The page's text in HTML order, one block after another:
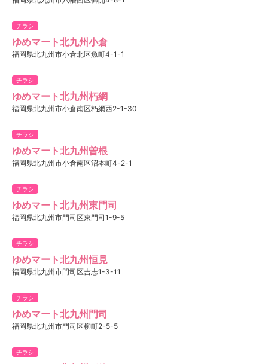
チラシ
ゆめマート北九州小倉
福岡県北九州市小倉北区魚町4-1-1
チラシ
ゆめマート北九州朽網
福岡県北九州市小倉南区朽網西2-1-30
チラシ
ゆめマート北九州曽根
福岡県北九州市小倉南区沼本町4-2-1
チラシ
ゆめマート北九州東門司
福岡県北九州市門司区東門司1-9-5
チラシ
ゆめマート北九州恒見
福岡県北九州市門司区吉志1-3-11
チラシ
ゆめマート北九州門司
福岡県北九州市門司区柳町2-5-5
チラシ